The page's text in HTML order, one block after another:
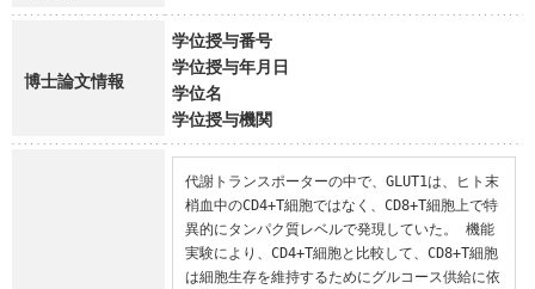
博士論文情報
学位授与番号
学位授与年月日
学位名
学位授与機関
代謝トランスポーターの中で、GLUT1は、ヒト末
梢血中のCD4+T細胞ではなく、CD8+T細胞上で特
異的にタンパク質レベルで発現していた。 機能
実験により、CD4+T細胞と比較して、CD8+T細胞
は細胞生存を維持するためにグルコース供給に依